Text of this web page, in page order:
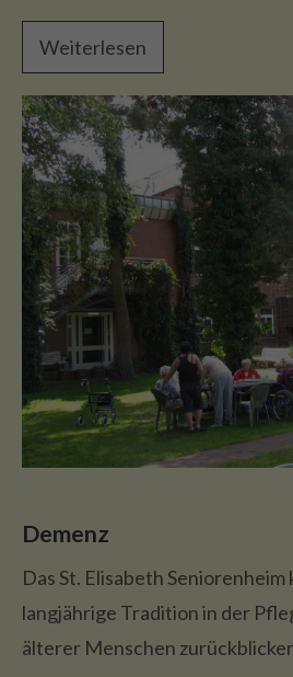
Weiterlesen
Demenz
Das St. Elisabeth Seniorenheim
langjährige Tradition in der
älterer Menschen